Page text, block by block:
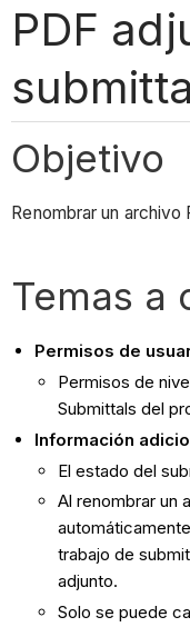
PDF
Objetivo
Renombrar un
Temas a
Permisos de
Permisos de
Submittals del
Información
El estado del
Al renombrar un
trabajo de
adjunto.
Solo se puede